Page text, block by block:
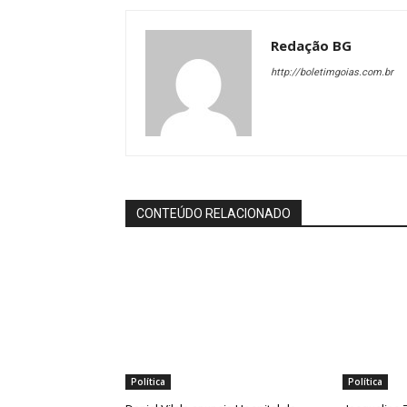
Redação BG
http://boletimgoias.com.br
CONTEÚDO RELACIONADO
Política Política